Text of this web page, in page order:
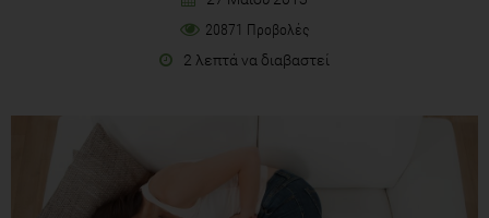
20871 Προβολές
2 λεπτά να διαβαστεί